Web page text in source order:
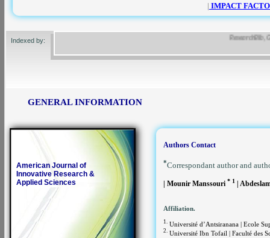
GENERAL INFORMATION
American Journal of
Innovative Research &
Applied Sciences
ResearchBib,
Indexed by:
| IMPACT
Authors Contact
*Correspondant author and
| Mounir Manssouri * 1 |
Affiliation.
1. Université d’Antsiranana | Ecole
2. Université Ibn Tofail | Faculté des